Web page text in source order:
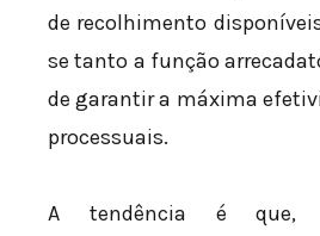
de recolhimento
se tanto a função
de garantir a máxima
processuais.
A tendência é que,